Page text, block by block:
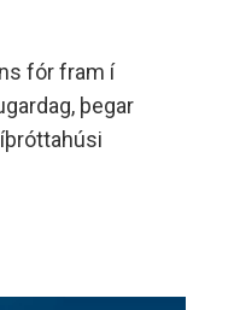
fór fram í
þegar